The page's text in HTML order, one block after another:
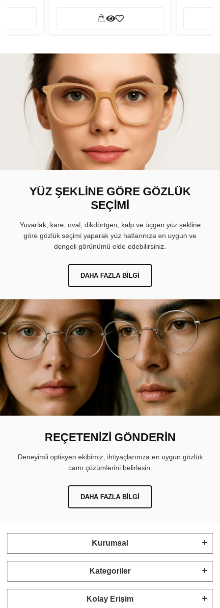
YÜZ ŞEKLİNE GÖRE GÖZLÜK
SEÇİMİ
Yuvarlak, kare, oval, dikdörtgen, kalp ve üçgen yüz şekline
göre gözlük seçimi yaparak yüz hatlarınıza en uygun ve
dengeli görünümü elde edebilirsiniz.
DAHA FAZLA BILGI
REÇETENİZİ GÖNDERİN
Deneyimli optisyen ekibimiz, ihtiyaçlarınıza en uygun gözlük
camı çözümlerini belirlesin.
DAHA FAZLA BILGI
Kurumsal
Kategoriler
Kolay Erişim